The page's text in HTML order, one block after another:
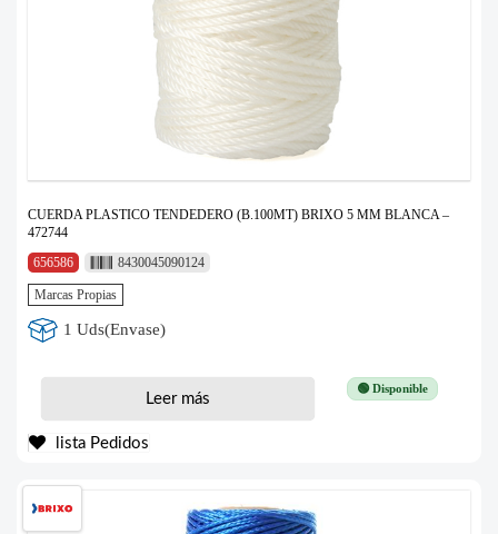
CUERDA PLASTICO TENDEDERO (B.100MT) BRIXO 5 MM BLANCA –
472744
656586
8430045090124
Marcas Propias
1 Uds(Envase)
🟢 Disponible
Leer más
lista Pedidos